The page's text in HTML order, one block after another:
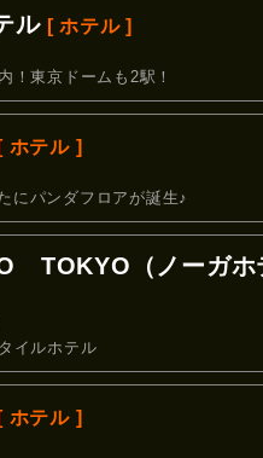
ル [ ホテル ]
東京ドームも2駅！
[ ホテル ]
にパンダフロアが誕生♪
（ノーガホ
イルホテル
[ ホテル ]